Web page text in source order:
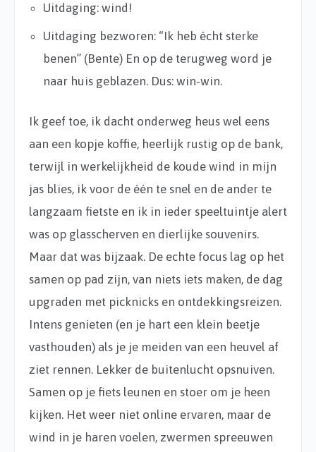
Uitdaging: wind!
Uitdaging bezworen: “Ik heb écht sterke
benen” (Bente) En op de terugweg word je
naar huis geblazen. Dus: win-win.
Ik geef toe, ik dacht onderweg heus wel eens
aan een kopje koffie, heerlijk rustig op de bank,
terwijl in werkelijkheid de koude wind in mijn
jas blies, ik voor de één te snel en de ander te
langzaam fietste en ik in ieder speeltuintje alert
was op glasscherven en dierlijke souvenirs.
Maar dat was bijzaak. De echte focus lag op het
samen op pad zijn, van niets iets maken, de dag
upgraden met picknicks en ontdekkingsreizen.
Intens genieten (en je hart een klein beetje
vasthouden) als je je meiden van een heuvel af
ziet rennen. Lekker de buitenlucht opsnuiven.
Samen op je fiets leunen en stoer om je heen
kijken. Het weer niet online ervaren, maar de
wind in je haren voelen, zwermen spreeuwen